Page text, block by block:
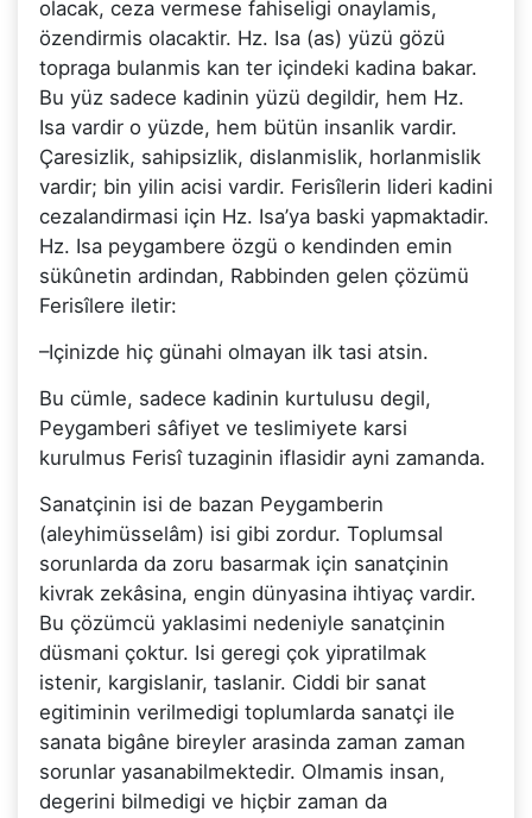
olacak, ceza vermese fahiseligi onaylamis,
özendirmis olacaktir. Hz. Isa (as) yüzü gözü
topraga bulanmis kan ter içindeki kadina bakar.
Bu yüz sadece kadinin yüzü degildir, hem Hz.
Isa vardir o yüzde, hem bütün insanlik vardir.
Çaresizlik, sahipsizlik, dislanmislik, horlanmislik
vardir; bin yilin acisi vardir. Ferisîlerin lideri kadini
cezalandirmasi için Hz. Isa’ya baski yapmaktadir.
Hz. Isa peygambere özgü o kendinden emin
sükûnetin ardindan, Rabbinden gelen çözümü
Ferisîlere iletir:
–Içinizde hiç günahi olmayan ilk tasi atsin.
Bu cümle, sadece kadinin kurtulusu degil,
Peygamberi sâfiyet ve teslimiyete karsi
kurulmus Ferisî tuzaginin iflasidir ayni zamanda.
Sanatçinin isi de bazan Peygamberin
(aleyhimüsselâm) isi gibi zordur. Toplumsal
sorunlarda da zoru basarmak için sanatçinin
kivrak zekâsina, engin dünyasina ihtiyaç vardir.
Bu çözümcü yaklasimi nedeniyle sanatçinin
düsmani çoktur. Isi geregi çok yipratilmak
istenir, kargislanir, taslanir. Ciddi bir sanat
egitiminin verilmedigi toplumlarda sanatçi ile
sanata bigâne bireyler arasinda zaman zaman
sorunlar yasanabilmektedir. Olmamis insan,
degerini bilmedigi ve hiçbir zaman da